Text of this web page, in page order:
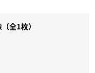
全1枚）